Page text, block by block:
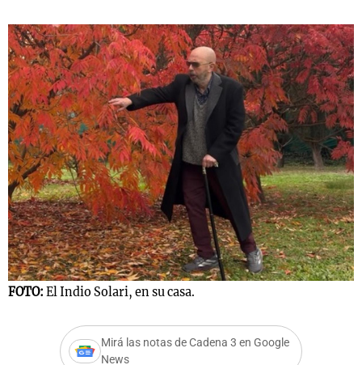
FOTO: El Indio Solari, en su casa.
Mirá las notas de Cadena 3 en Google
News